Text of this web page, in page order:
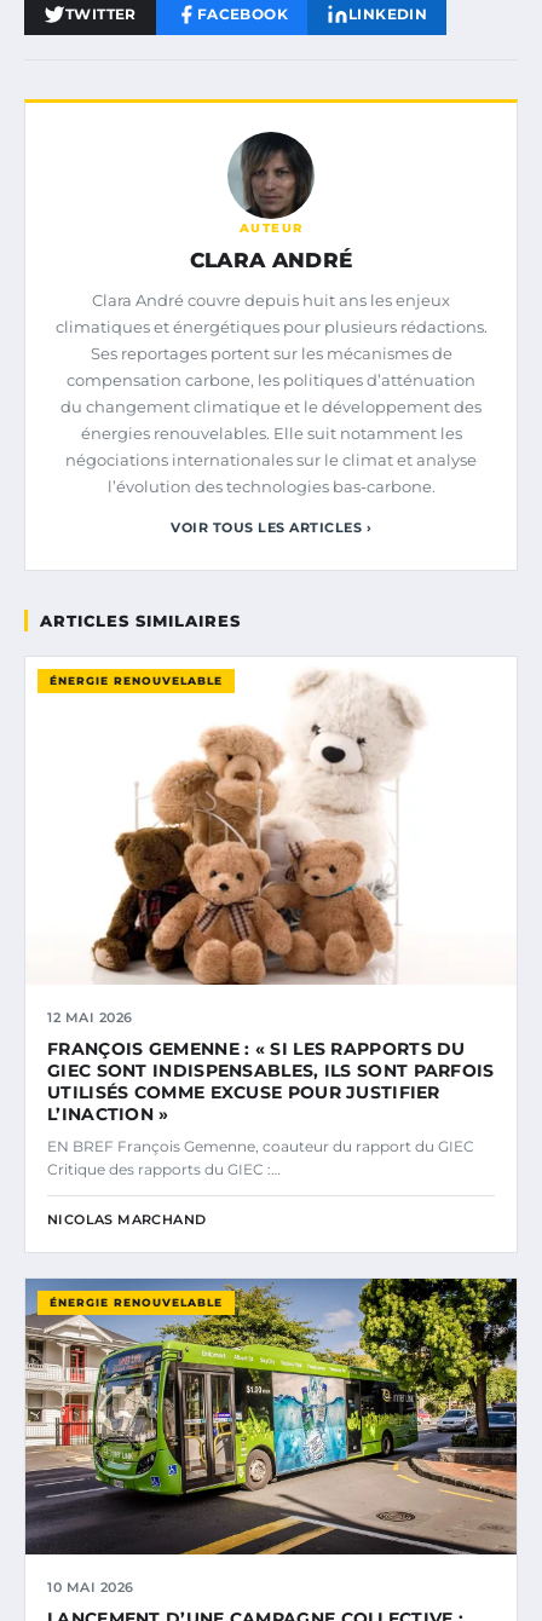
TWITTER FACEBOOK LINKEDIN
AUTEUR
CLARA ANDRÉ
Clara André couvre depuis huit ans les enjeux
climatiques et énergétiques pour plusieurs rédactions.
Ses reportages portent sur les mécanismes de
compensation carbone, les politiques d’atténuation
du changement climatique et le développement des
énergies renouvelables. Elle suit notamment les
négociations internationales sur le climat et analyse
l’évolution des technologies bas-carbone.
VOIR TOUS LES ARTICLES ›
ARTICLES SIMILAIRES
ÉNERGIE RENOUVELABLE
12 MAI 2026
FRANÇOIS GEMENNE : « SI LES RAPPORTS DU
GIEC SONT INDISPENSABLES, ILS SONT PARFOIS
UTILISÉS COMME EXCUSE POUR JUSTIFIER
L’INACTION »
EN BREF François Gemenne, coauteur du rapport du GIEC
Critique des rapports du GIEC :…
NICOLAS MARCHAND
ÉNERGIE RENOUVELABLE
10 MAI 2026